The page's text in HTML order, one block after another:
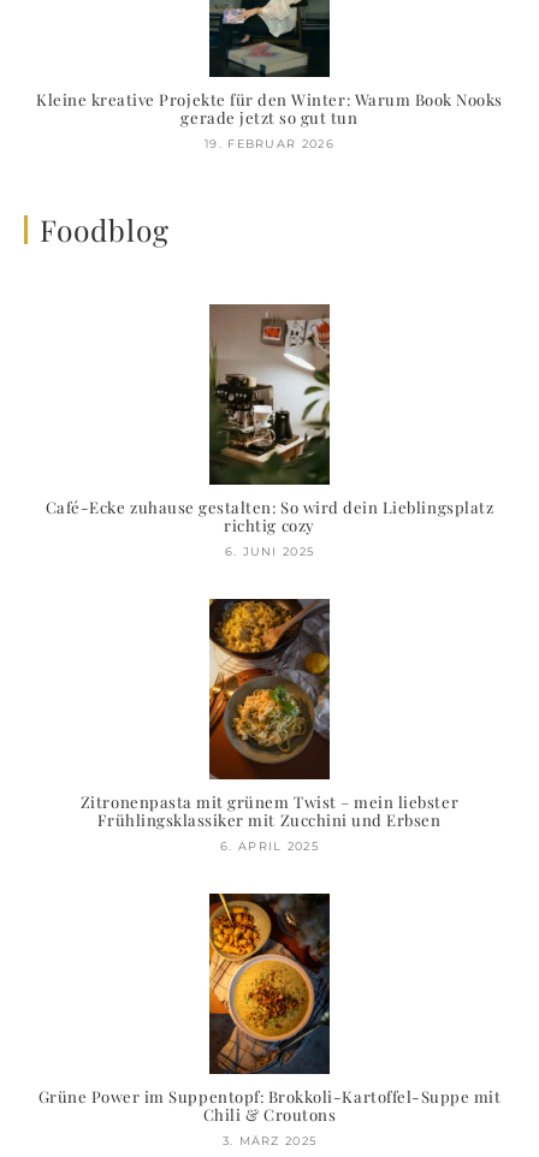
Kleine kreative Projekte für den Winter: Warum Book Nooks
gerade jetzt so gut tun
19. FEBRUAR 2026
Foodblog
Café-Ecke zuhause gestalten: So wird dein Lieblingsplatz
richtig cozy
6. JUNI 2025
Zitronenpasta mit grünem Twist – mein liebster
Frühlingsklassiker mit Zucchini und Erbsen
6. APRIL 2025
Grüne Power im Suppentopf: Brokkoli-Kartoffel-Suppe mit
Chili & Croutons
3. MÄRZ 2025